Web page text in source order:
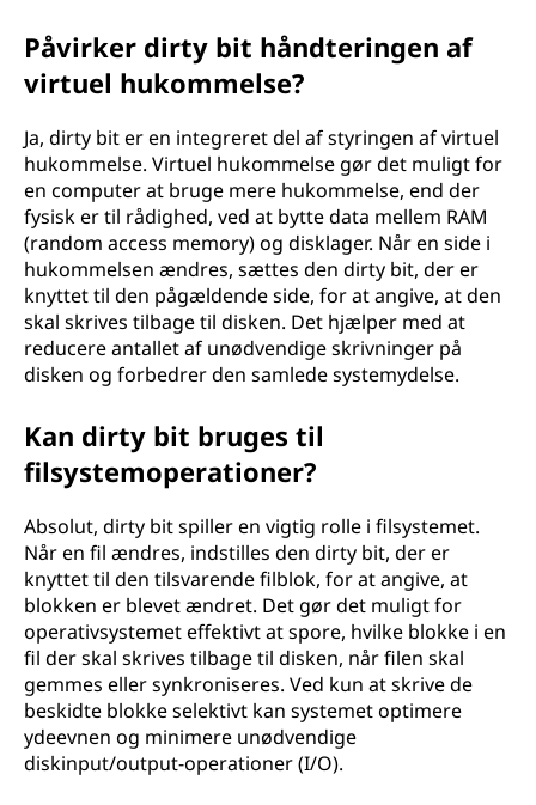
Påvirker dirty bit håndteringen af
virtuel hukommelse?
Ja, dirty bit er en integreret del af styringen af virtuel
hukommelse. Virtuel hukommelse gør det muligt for
en computer at bruge mere hukommelse, end der
fysisk er til rådighed, ved at bytte data mellem RAM
(random access memory) og disklager. Når en side i
hukommelsen ændres, sættes den dirty bit, der er
knyttet til den pågældende side, for at angive, at den
skal skrives tilbage til disken. Det hjælper med at
reducere antallet af unødvendige skrivninger på
disken og forbedrer den samlede systemydelse.
Kan dirty bit bruges til
filsystemoperationer?
Absolut, dirty bit spiller en vigtig rolle i filsystemet.
Når en fil ændres, indstilles den dirty bit, der er
knyttet til den tilsvarende filblok, for at angive, at
blokken er blevet ændret. Det gør det muligt for
operativsystemet effektivt at spore, hvilke blokke i en
fil der skal skrives tilbage til disken, når filen skal
gemmes eller synkroniseres. Ved kun at skrive de
beskidte blokke selektivt kan systemet optimere
ydeevnen og minimere unødvendige
diskinput/output-operationer (I/O).